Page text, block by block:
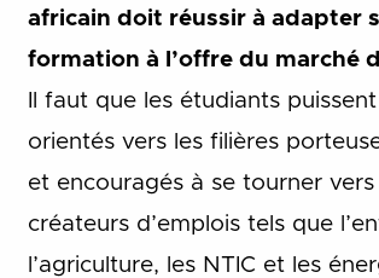
africain doit réussir à adapter
formation à l’offre du marché
Il faut que les étudiants
orientés vers les filières
et encouragés à se tourner
créateurs d’emplois tels que
l’agriculture, les NTIC et les